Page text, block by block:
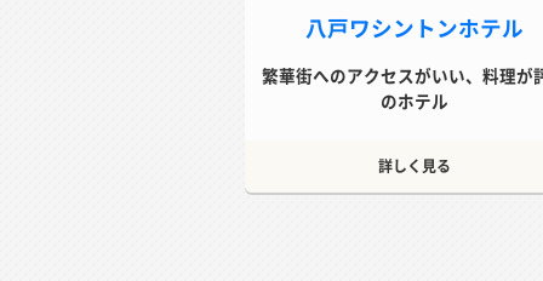
八戸ワシントンホテル
繁華街へのアクセスがいい、料理が
のホテル
詳しく見る